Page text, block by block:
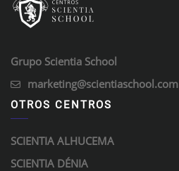
Grupo Scientia School
marketing@scientiaschool.com
OTROS CENTROS
SCIENTIA ALHUCEMA
SCIENTIA DÉNIA